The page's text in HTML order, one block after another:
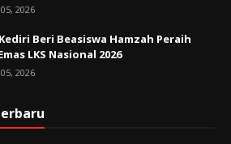
2026
Beri Beasiswa Hamzah Peraih
LKS Nasional 2026
2026